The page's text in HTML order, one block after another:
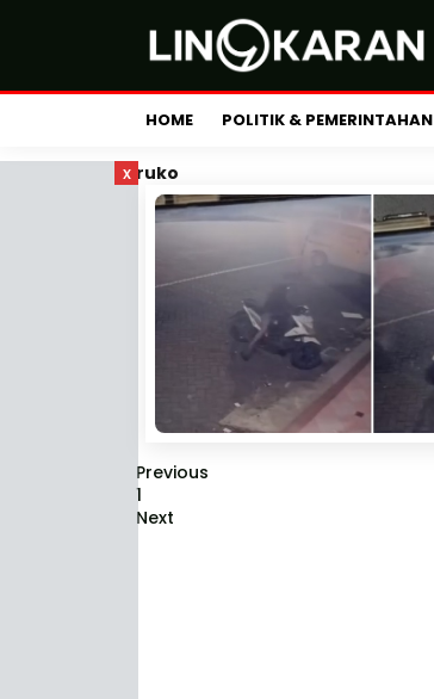
HOME POLITIK & PEMERINTAHAN
x ruko
Previous
1
Next